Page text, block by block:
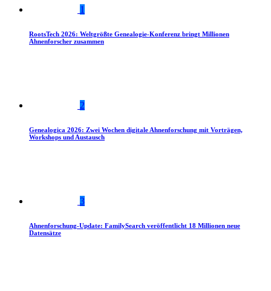
1
RootsTech 2026: Weltgrößte Genealogie-Konferenz bringt Millionen
Ahnenforscher zusammen
2
Genealogica 2026: Zwei Wochen digitale Ahnenforschung mit Vorträgen,
Workshops und Austausch
3
Ahnenforschung-Update: FamilySearch veröffentlicht 18 Millionen neue
Datensätze